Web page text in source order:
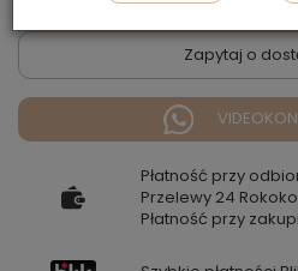
Zapytaj o
Płatność przy
Przelewy 24
Płatność przy